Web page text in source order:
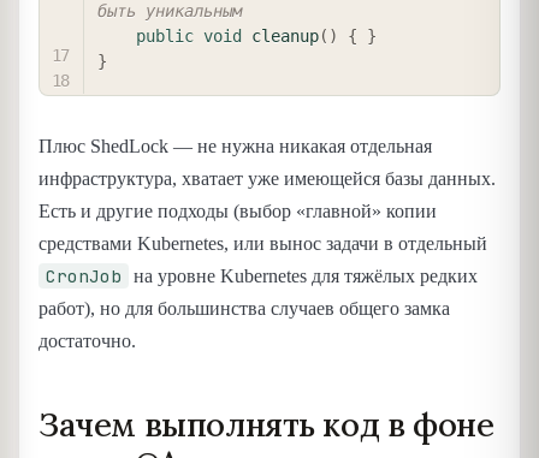
быть уникальным
public void cleanup( ) {
}
}
Плюс ShedLock — не нужна никакая отдельная
инфраструктура, хватает уже имеющейся базы данных.
Есть и другие подходы (выбор «главной» копии
средствами Kubernetes, или вынос задачи в отдельный
CronJob
на уровне Kubernetes для тяжёлых редких
работ), но для большинства случаев общего замка
достаточно.
Зачем выполнять код в фоне